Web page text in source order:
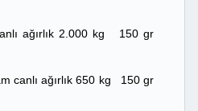
ağırlık2.000 kg 150 gr
canlı ağırlık650 kg 150 gr